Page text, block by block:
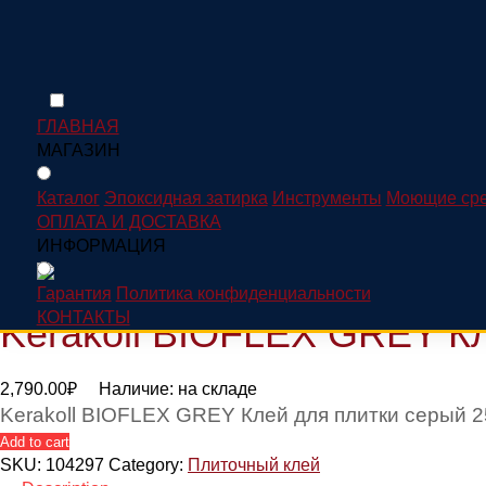
ГЛАВНАЯ
МАГАЗИН
Каталог Эпоксидная затирка Инструменты Моющие
ОПЛАТА И ДОСТАВКА
ИНФОРМАЦИЯ
Гарантия Политика конфиденциальности
КОНТАКТЫ
Home/Плиточный клей
Каталог
Kerakoll BIOFLEX GREY
2,790.00₽ Наличие: на складе
Kerakoll BIOFLEX GREY Клей для плитки серый
Add to cart
SKU: 104297 Category: Плиточный клей